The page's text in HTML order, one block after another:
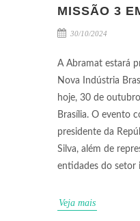
MISSÃO 3
30/10/2024
A Abramat estará
Nova Indústria
hoje, 30 de
Brasília. O evento
presidente da
Silva, além de
entidades do setor
Veja mais